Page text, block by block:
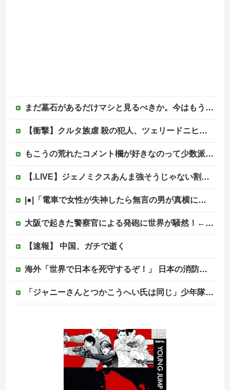
まだ墓石があるだけマシと見るべきか。今はもう合葬墓ばかり
【衝撃】クルタ族虐 殺の犯人、ツェリードニヒで確定！クロロの演劇のせいで2人も無駄死ににwwww
もこうの荒れたコメント欄が好きなのって少数派なのか？
【.LIVE】ジェノミクスあんま強そうじゃない割に高そうという恐竜デッキの宿命を背負ってる他
|●|「電車で女性が失神したら無言の男が真横についてきた」とタレントが主張、虚言疑惑が出ると「その男の垢を発見した」と追加主張するも……
大阪で起きた警察官による発砲に世界が騒然！←「日本がアメリカ化してきている」（海外の反応）
【速報】 中国、ガチで逝く
海外「世界で日本を死守するぞ！」 日本の消防署を訪れたちびっ子集団が世界をメロメロに
「ジャニーさんとつかこうへい氏は同じ」少年隊・錦織一清が明かすレジェンドの共通点と我流の演出論
【訃報】ツルマルツヨシが死去 31歳
【速報】病院の屋上で「死神に扮して」患者をじっと見つめていた男性を逮捕
【移民政策反対】イオンの売り場で唐揚げを食う中国人の子供
1位